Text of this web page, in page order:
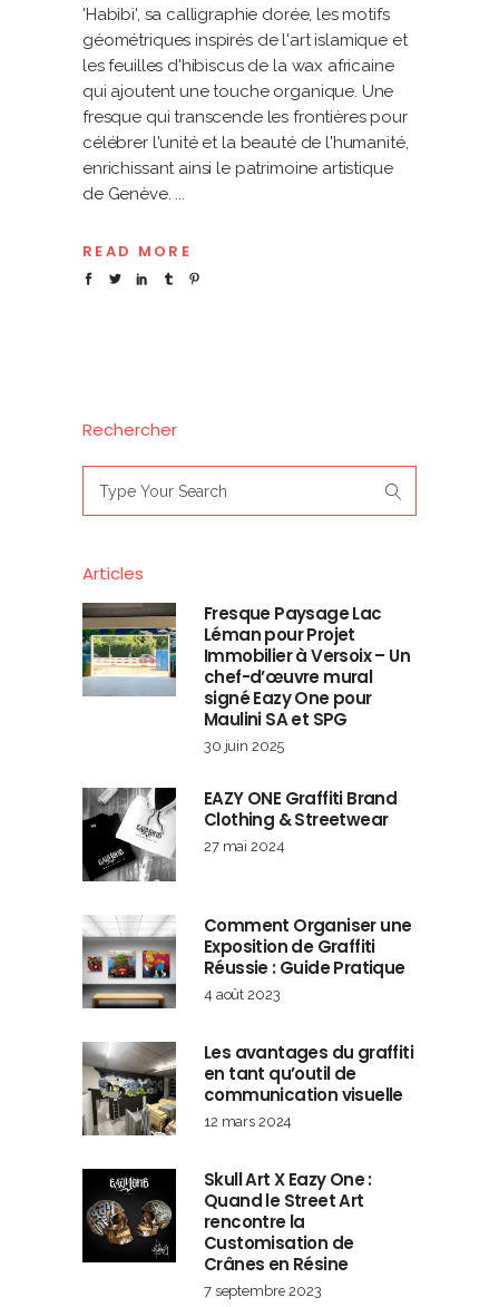
'Habibi', sa calligraphie dorée, les motifs
géométriques inspirés de l'art islamique et
les feuilles d'hibiscus de la wax africaine
qui ajoutent une touche organique. Une
fresque qui transcende les frontières pour
célébrer l'unité et la beauté de l'humanité,
enrichissant ainsi le patrimoine artistique
de Genève.
READ MORE
Rechercher
for:
Articles
Fresque Paysage Lac
Léman pour Projet
Immobilier à Versoix – Un
chef-d’œuvre mural
signé Eazy One pour
Maulini SA et SPG
30 juin 2025
EAZY ONE Graffiti Brand
Clothing & Streetwear
27 mai 2024
Comment Organiser une
Exposition de Graffiti
Réussie : Guide Pratique
4 août 2023
Les avantages du graffiti
en tant qu’outil de
communication visuelle
12 mars 2024
Skull Art X Eazy One :
Quand le Street Art
rencontre la
Customisation de
Crânes en Résine
7 septembre 2023